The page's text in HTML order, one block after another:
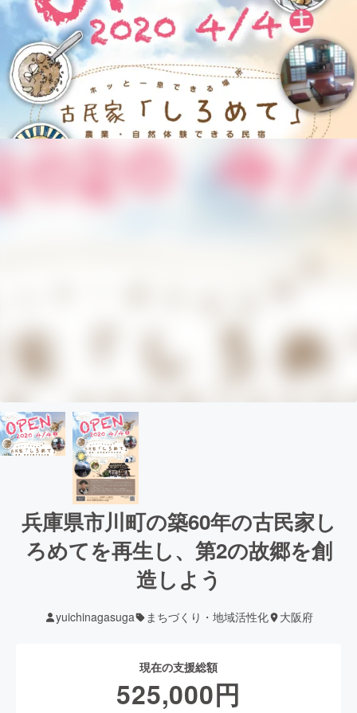
兵庫県市川町の築60年の古民家し
ろめてを再生し、第2の故郷を創
造しよう
yuichinagasuga まちづくり・地域活性化 大阪府
現在の支援総額
525,000円